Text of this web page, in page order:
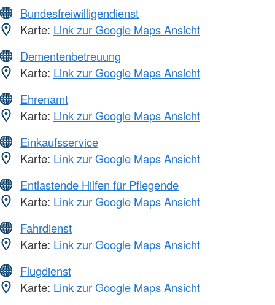
Bundesfreiwilligendienst
Karte: Link zur Google Maps Ansicht
Dementenbetreuung
Karte: Link zur Google Maps Ansicht
Ehrenamt
Karte: Link zur Google Maps Ansicht
Einkaufsservice
Karte: Link zur Google Maps Ansicht
Entlastende Hilfen für Pflegende
Karte: Link zur Google Maps Ansicht
Fahrdienst
Karte: Link zur Google Maps Ansicht
Flugdienst
Karte: Link zur Google Maps Ansicht